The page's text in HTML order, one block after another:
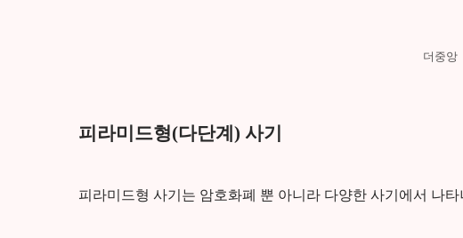
더중앙
피라미드형(다단계) 사기
피라미드형 사기는 암호화폐 뿐 아니라 다양한 사기에서 나